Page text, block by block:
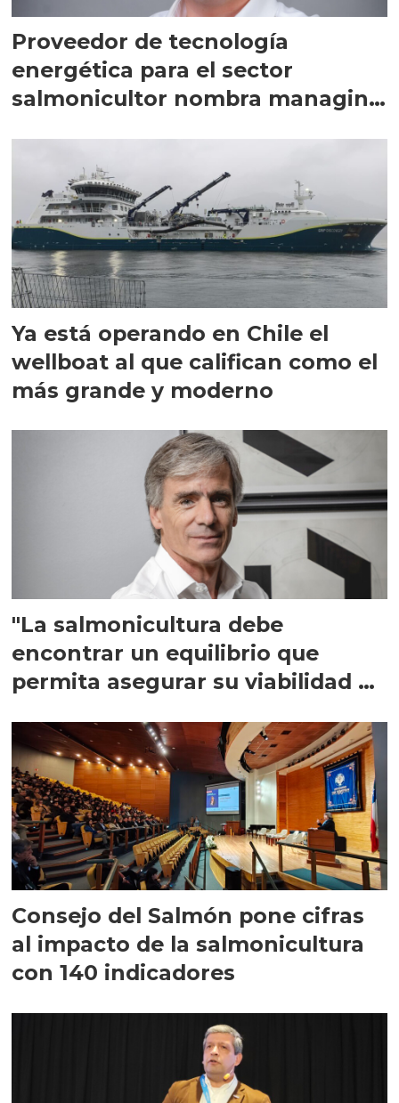
Proveedor de tecnología
energética para el sector
salmonicultor nombra managing
Ya está operando en Chile el
wellboat al que califican como el
más grande y moderno
"La salmonicultura debe
encontrar un equilibrio que
permita asegurar su viabilidad de
Consejo del Salmón pone cifras
al impacto de la salmonicultura
con 140 indicadores